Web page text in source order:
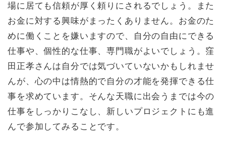
場に居ても信頼が厚く頼りにされるでしょう。また
お金に対する興味がまったくありません。お金のた
めに働くことを嫌いますので、自分の自由にできる
仕事や、個性的な仕事、専門職がよいでしょう。窪
田正孝さんは自分では気づいていないかもしれませ
んが、心の中は情熱的で自分の才能を発揮できる仕
事を求めています。そんな天職に出会うまでは今の
仕事をしっかりこなし、新しいプロジェクトにも進
んで参加してみることです。